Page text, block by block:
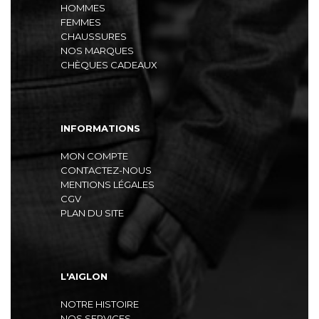
HOMMES
FEMMES
CHAUSSURES
NOS MARQUES
CHÈQUES CADEAUX
INFORMATIONS
MON COMPTE
CONTACTEZ-NOUS
MENTIONS LÉGALES
CGV
PLAN DU SITE
L'AIGLON
NOTRE HISTOIRE